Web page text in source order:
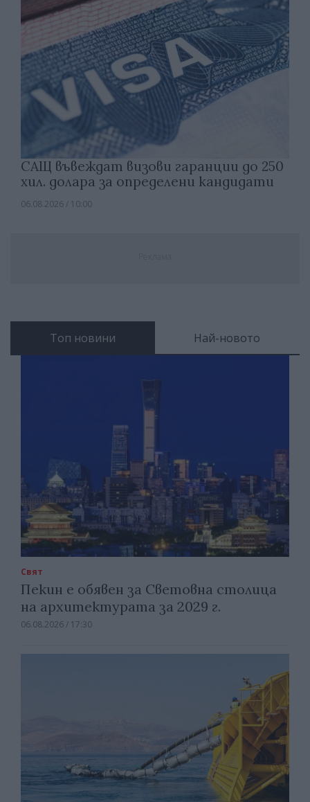
САЩ въвеждат визови гаранции до 250
хил. долара за определени кандидати
06.08.2026 / 10:00
Топ новини Най-новото
Свят
Пекин е обявен за Световна столица
на архитектурата за 2029 г.
06.08.2026 / 17:30